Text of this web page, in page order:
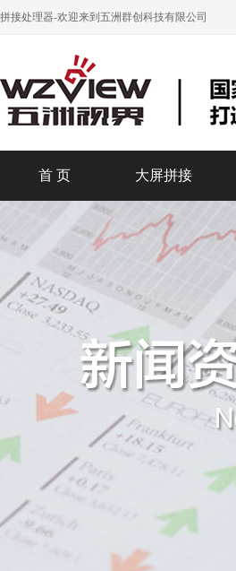
拼接处理器-欢迎来到五洲群创科技有限公司
首 页 大屏拼接